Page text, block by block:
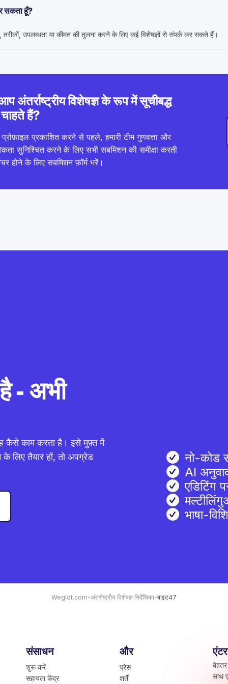
सकता हूँ?
उपलब्धता या कीमत की तुलना करने के लिए कई विशेषज्ञों से संपर्क कर सकते हैं।
अंतर्राष्ट्रीय विशेषज्ञ के रूप में सूचीबद्ध
चाहते हैं?
प्रकाशित करने से पहले, हमारी टीम गुणवत्ता और
सुनिश्चित करने के लिए सभी सबमिशन की समीक्षा करती
होने के लिए सबमिशन फ़ॉर्म भरें।
- अभी
कैसे काम करता है। इसे मुफ़्त में
लिए तैयार हों, तो अपग्रेड
नो-कोड
AI
एडिटिंग
भाषा-
Weglot.com-अंतर्राष्ट्रीय विशेषज्ञ निर्देशिका-बाइट47
संसाधन
शुरू करें
सहायता केंद्र
और
प्रेस
शर्तें
साथ